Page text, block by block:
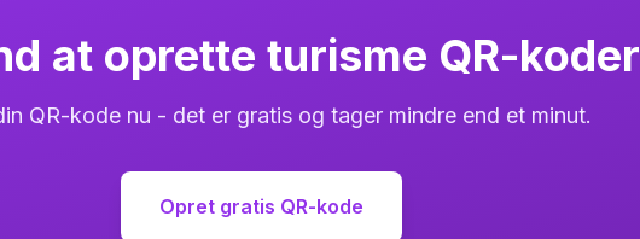
at oprette turisme QR-koder
QR-kode nu - det er gratis og tager mindre end et minut.
Opret gratis QR-kode